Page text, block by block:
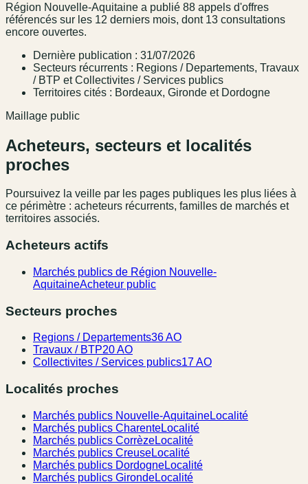
Région Nouvelle-Aquitaine a publié 88 appels d'offres
référencés sur les 12 derniers mois, dont 13 consultations
encore ouvertes.
Dernière publication : 31/07/2026
Secteurs récurrents : Regions / Departements, Travaux
/ BTP et Collectivites / Services publics
Territoires cités : Bordeaux, Gironde et Dordogne
Maillage public
Acheteurs, secteurs et localités
proches
Poursuivez la veille par les pages publiques les plus liées à
ce périmètre : acheteurs récurrents, familles de marchés et
territoires associés.
Acheteurs actifs
Marchés publics de Région Nouvelle-
AquitaineAcheteur public
Secteurs proches
Regions / Departements36 AO
Travaux / BTP20 AO
Collectivites / Services publics17 AO
Localités proches
Marchés publics Nouvelle-AquitaineLocalité
Marchés publics CharenteLocalité
Marchés publics CorrèzeLocalité
Marchés publics CreuseLocalité
Marchés publics DordogneLocalité
Marchés publics GirondeLocalité